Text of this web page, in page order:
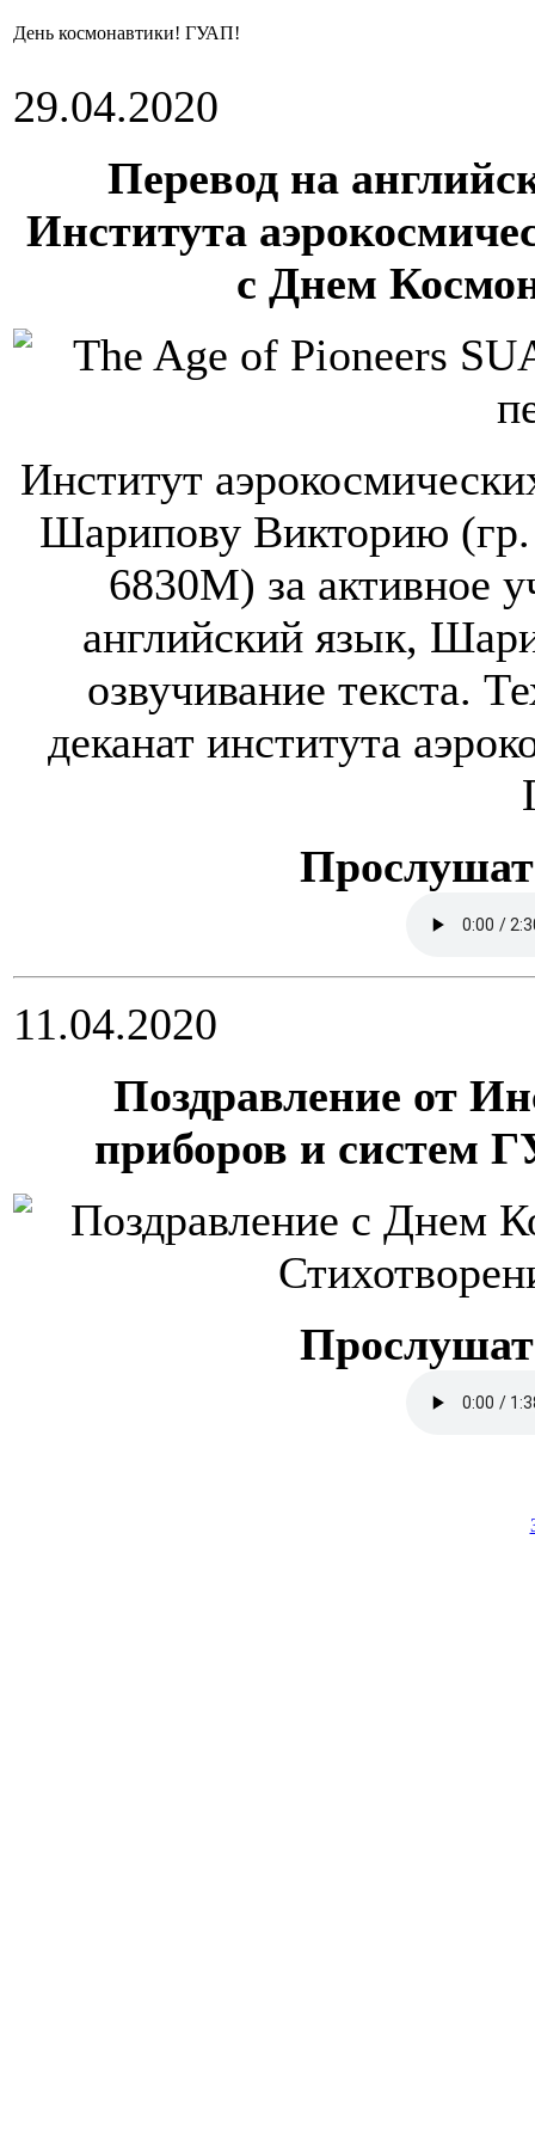
День космонавтики! ГУАП!
29.04.2020
Перевод на
Института
с Днем
Институт
Шарипову Викторию
6830М) за активное
английский язык,
озвучивание текста.
деканат института
11.04.2020
Поздравление от
приборов и систем